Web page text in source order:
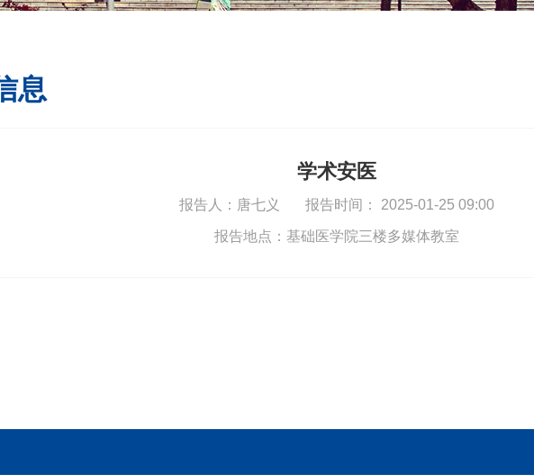
息
学术安医
报告人：唐七义 报告时间： 2025-01-25 09:00
报告地点：基础医学院三楼多媒体教室